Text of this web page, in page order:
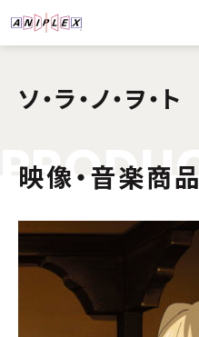
ソ・ラ・ノ・ヲ・ト
PRODUC
映像・音楽商品